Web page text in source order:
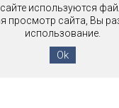
используются
просмотр сайта, Вы
использование.
Ok
СРАВНЕНИЕ
Copyright © 2016-